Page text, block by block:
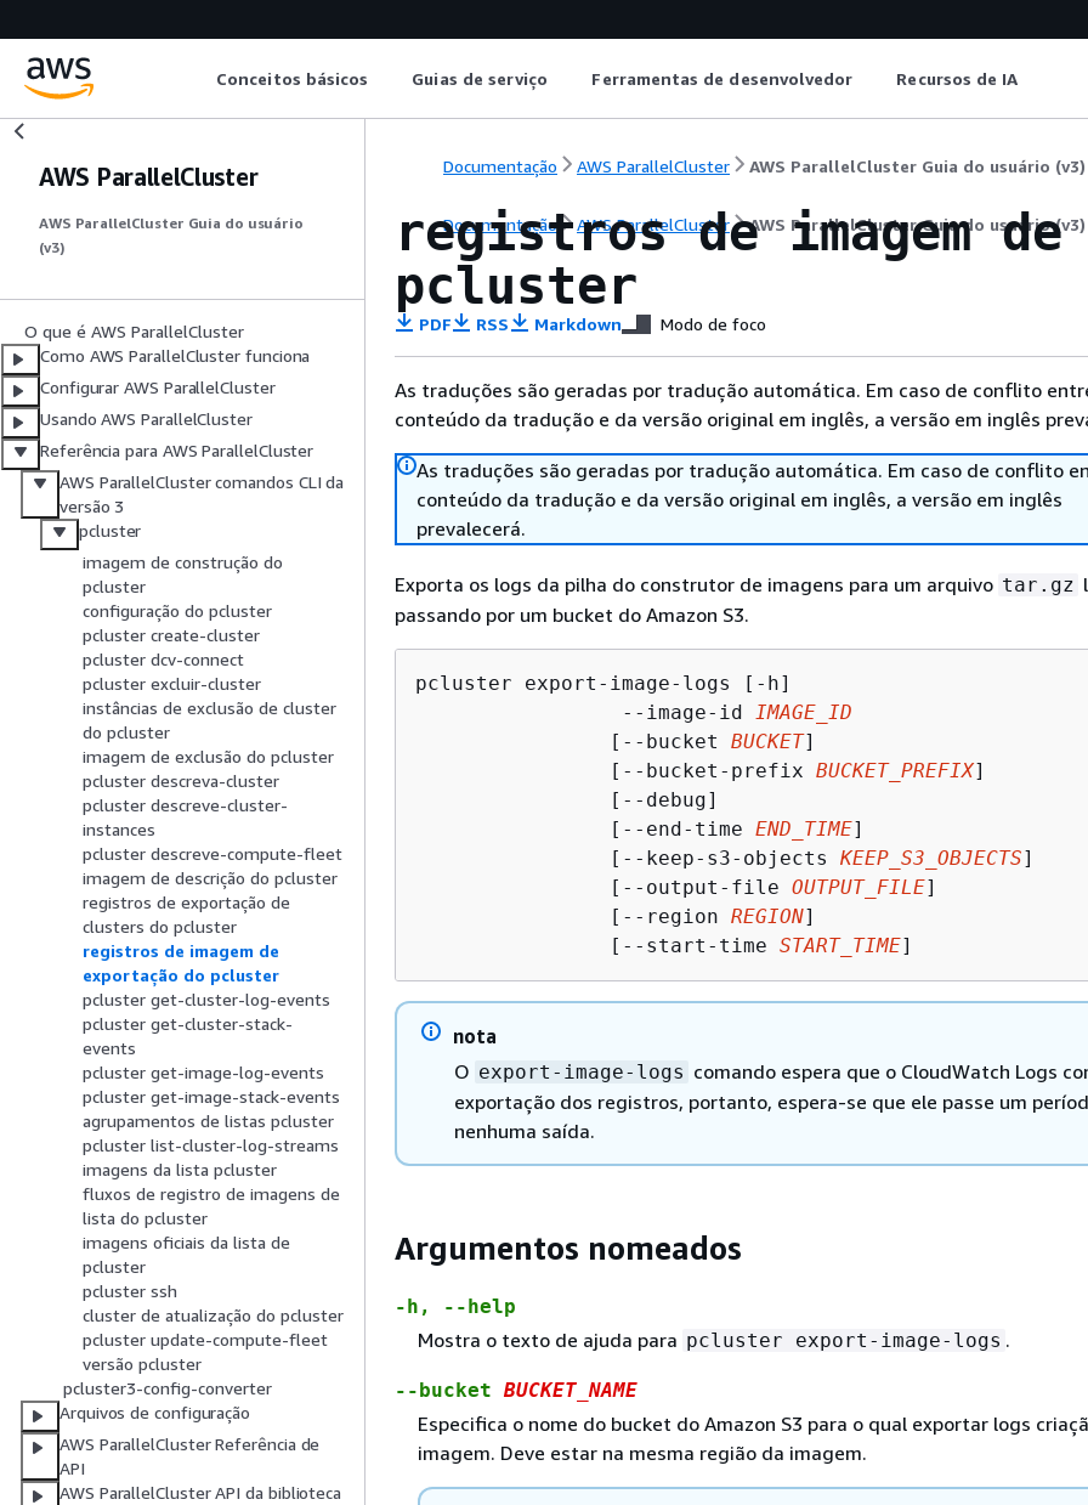
Conceitos básicos Guias de serviço Ferramentas de desenvolvedor Recursos de IA
AWS ParallelCluster
AWS ParallelCluster Guia do usuário
(v3)
O que é AWS ParallelCluster
Como AWS ParallelCluster funciona
Configurar AWS ParallelCluster
Usando AWS ParallelCluster
Referência para AWS ParallelCluster
AWS ParallelCluster comandos CLI da
versão 3
pcluster
imagem de construção do
pcluster
configuração do pcluster
pcluster create-cluster
pcluster dcv-connect
pcluster excluir-cluster
instâncias de exclusão de cluster
do pcluster
imagem de exclusão do pcluster
pcluster descreva-cluster
pcluster descreve-cluster-
instances
pcluster descreve-compute-fleet
imagem de descrição do pcluster
registros de exportação de
clusters do pcluster
registros de imagem de
exportação do pcluster
pcluster get-cluster-log-events
pcluster get-cluster-stack-
events
pcluster get-image-log-events
pcluster get-image-stack-events
agrupamentos de listas pcluster
pcluster list-cluster-log-streams
imagens da lista pcluster
fluxos de registro de imagens de
lista do pcluster
imagens oficiais da lista de
pcluster
pcluster ssh
cluster de atualização do pcluster
pcluster update-compute-fleet
versão pcluster
pcluster3-config-converter
Arquivos de configuração
AWS ParallelCluster Referência de
API
AWS ParallelCluster API da biblioteca
Documentação AWS ParallelCluster AWS ParallelCluster Guia do usuário (v3)
Documentação AWS ParallelCluster AWS ParallelCluster Guia do usuário (v3)
registros de imagem de
pcluster
PDF RSS Markdown Modo de foco
As traduções são geradas por tradução automática. Em caso de conflito
conteúdo da tradução e da versão original em inglês, a versão em inglês
As traduções são geradas por tradução automática. Em caso de conflito
conteúdo da tradução e da versão original em inglês, a versão em inglês
prevalecerá.
Exporta os logs da pilha do construtor de imagens para um arquivo tar.gz
passando por um bucket do Amazon S3.
pcluster export-image-logs [-h]
                 --image-id
IMAGE_ID
                [--bucket
BUCKET]
                [--bucket-prefix
BUCKET_PREFIX]
                [--debug]
                [--end-time
END_TIME]
                [--keep-s3-objects
KEEP_S3_OBJECTS]
                [--output-file
OUTPUT_FILE]
                [--region
REGION]
                [--start-time
START_TIME]
nota
O export-image-logs comando espera que o CloudWatch Logs
exportação dos registros, portanto, espera-se que ele passe um
nenhuma saída.
Argumentos nomeados
-h, --help
Mostra o texto de ajuda para pcluster export-image-logs .
--bucket BUCKET_NAME
Especifica o nome do bucket do Amazon S3 para o qual exportar logs
imagem. Deve estar na mesma região da imagem.